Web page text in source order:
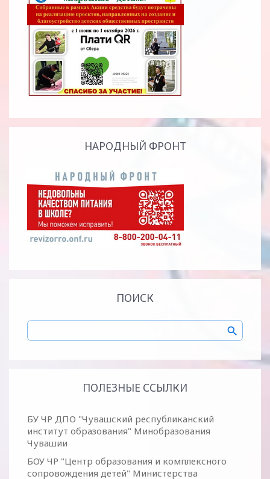
НАРОДНЫЙ ФРОНТ
ПОИСК
ПОЛЕЗНЫЕ ССЫЛКИ
БУ ЧР ДПО "Чувашский республиканский
институт образования" Минобразования
Чувашии
БОУ ЧР "Центр образования и комплексного
сопровождения детей" Министерства